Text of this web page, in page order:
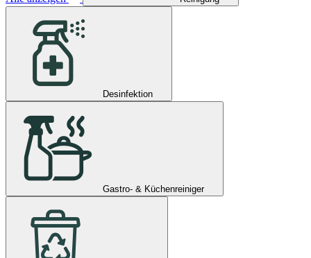
Desinfektion
Gastro- & Küchenreiniger